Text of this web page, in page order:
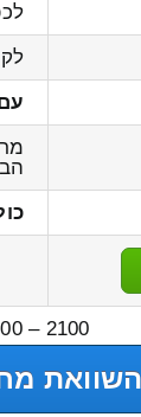
2100 – 1600 ₪
השוואת